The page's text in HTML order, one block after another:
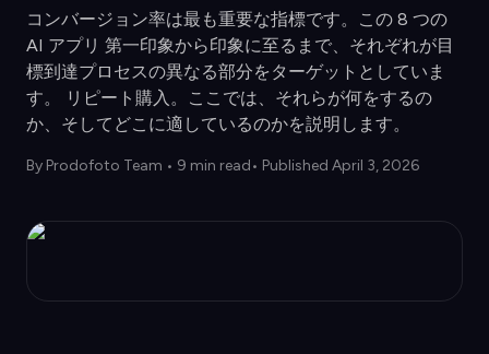
コンバージョン率は最も重要な指標です。この 8 つの
AI アプリ 第一印象から印象に至るまで、それぞれが目
標到達プロセスの異なる部分をターゲットとしていま
す。 リピート購入。ここでは、それらが何をするの
か、そしてどこに適しているのかを説明します。
By Prodofoto Team • 9 min read• Published April 3, 2026